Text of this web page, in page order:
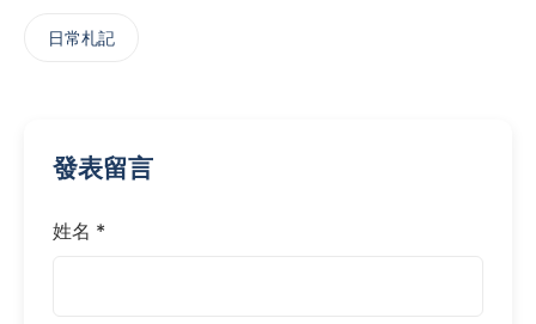
日常札記
發表留言
姓名 *